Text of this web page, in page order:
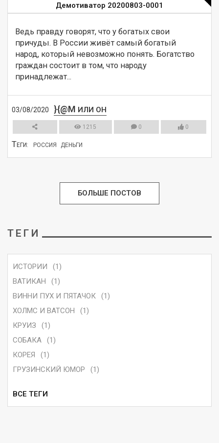
Демотиватор 20200803-0001
Ведь правду говорят, что у богатых свои
причуды. В России живёт самый богатый
народ, который невозможно понять. Богатство
граждан состоит в том, что народу
принадлежат...
03/08/2020 }{@M ИЛИ ОН
1215 0 0
ТЕГИ: РОССИЯ ДЕНЬГИ
БОЛЬШЕ ПОСТОВ
ТЕГИ
ИСТОРИИ
(1)
ВАТИКАН
(1)
ВИННИ ПУХ И ПЯТАЧОК
(1)
ХОЛМС И ВАТСОН
(1)
КРУИЗ
(1)
СОБАКА
(1)
КОРЕЯ
(1)
ГРУЗИНСКИЙ ЮМОР
(1)
ВСЕ ТЕГИ